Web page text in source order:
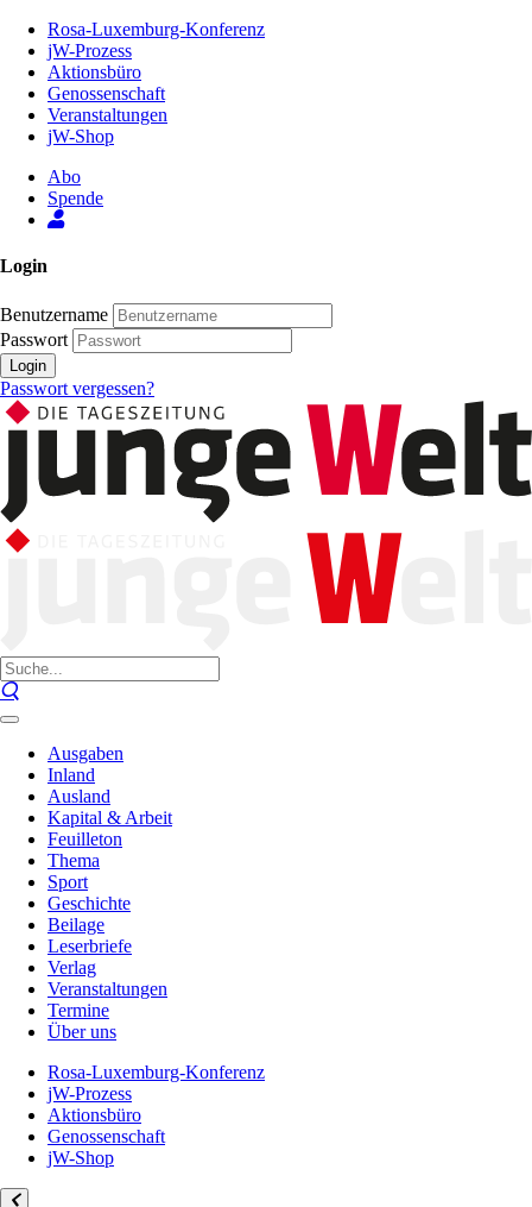
Inhalt
Seite
Rosa-Luxemburg-Konferenz
jW-Prozess
Aktionsbüro
Genossenschaft
Veranstaltungen
jW-Shop
Abo
Spende
Login
Benutzername
Passwort
Login
Passwort vergessen?
Ausgaben
Inland
Ausland
Kapital & Arbeit
Feuilleton
Thema
Sport
Geschichte
Beilage
Leserbriefe
Verlag
Veranstaltungen
Termine
Über uns
Rosa-Luxemburg-Konferenz
jW-Prozess
Aktionsbüro
Genossenschaft
jW-Shop